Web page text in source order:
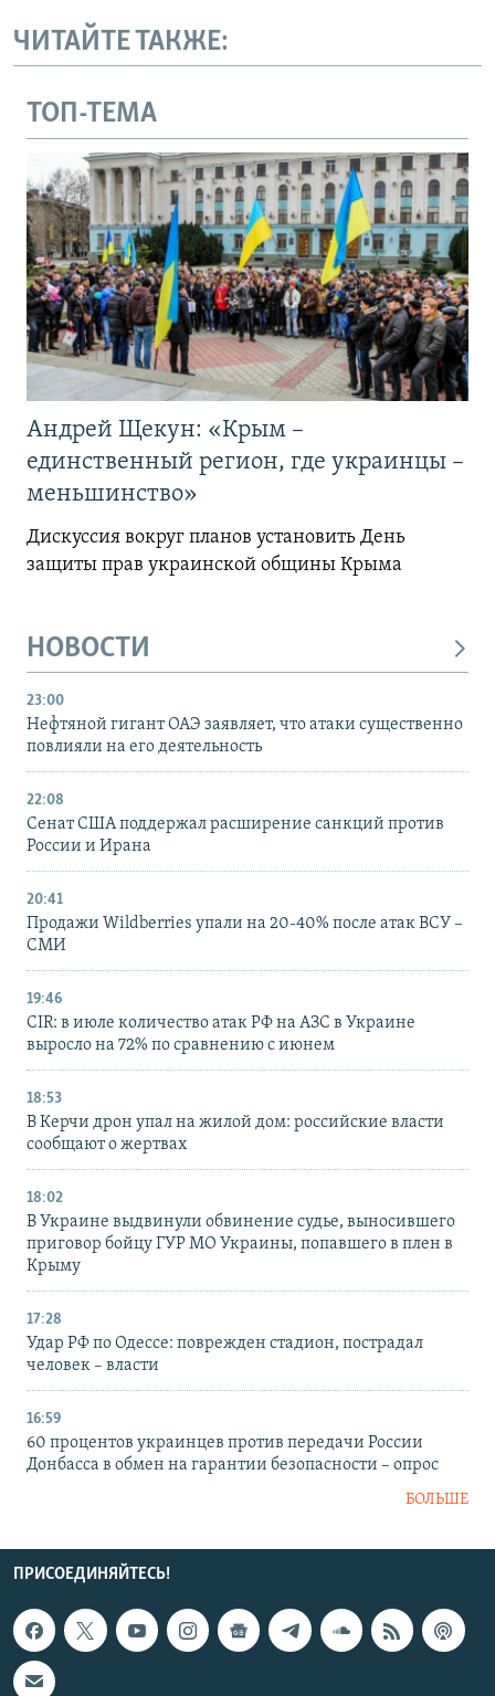
ЧИТАЙТЕ ТАКЖЕ:
ТОП-ТЕМА
Андрей Щекун: «Крым –
единственный регион, где украинцы –
меньшинство»
Дискуссия вокруг планов установить День
защиты прав украинской общины Крыма
НОВОСТИ
23:00
Нефтяной гигант ОАЭ заявляет, что атаки существенно
повлияли на его деятельность
22:08
Сенат США поддержал расширение санкций против
России и Ирана
20:41
Продажи Wildberries упали на 20-40% после атак ВСУ –
СМИ
19:46
CIR: в июле количество атак РФ на АЗС в Украине
выросло на 72% по сравнению с июнем
18:53
В Керчи дрон упал на жилой дом: российские власти
сообщают о жертвах
18:02
В Украине выдвинули обвинение судье, выносившего
приговор бойцу ГУР МО Украины, попавшего в плен в
Крыму
17:28
Удар РФ по Одессе: поврежден стадион, пострадал
человек – власти
16:59
60 процентов украинцев против передачи России
Донбасса в обмен на гарантии безопасности – опрос
БОЛЬШЕ
ПРИСОЕДИНЯЙТЕСЬ!